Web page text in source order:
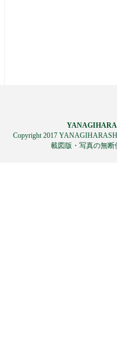
Copyright 2017
載図版・写真の無